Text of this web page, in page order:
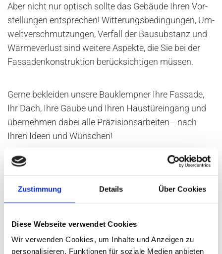
Zustimmung Details Über Cookies
Diese Webseite verwendet Cookies
Wir verwenden Cookies, um Inhalte und Anzeigen zu
personalisieren, Funktionen für soziale Medien anbieten
Aber nicht nur op­tisch soll­te das Ge­bäu­de Ihren Vor­
stel­lun­gen ent­spre­chen! Wit­te­rungs­be­din­gun­gen, Um­
welt­ver­schmut­zun­gen, Ver­fall der Bau­sub­stanz und
Wär­me­ver­lust sind wei­te­re As­pek­te, die Sie bei der
Fas­sa­den­kon­struk­ti­on be­rück­sich­ti­gen müs­sen.
Gerne be­klei­den un­se­re Bau­klemp­ner Ihre Fas­sa­de,
Ihr Dach, Ihre Gaube und Ihren Haus­tür­ein­gang und
über­neh­men dabei alle Prä­zi­si­ons­ar­bei­ten– nach
Ihren Ideen und Wün­schen!
Ihr Bauklempner aus Münster weiß, was wirklich
Spre­chen Sie uns an! Ge­mein­sam fin­den wir ein an­
Er­zäh­len Sie un­se­ren Bau­klemp­nern in Müns­ter Ihre